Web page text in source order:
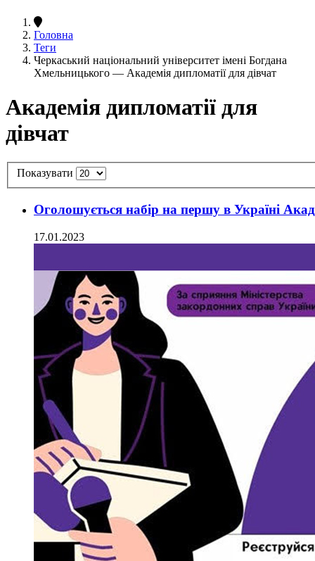
Головна
Теги
Черкаський національний університет імені Богдана
Хмельницького — Академія дипломатії для дівчат
Академія дипломатії для
дівчат
Показувати
Оголошується набір на першу в Україні
17.01.2023